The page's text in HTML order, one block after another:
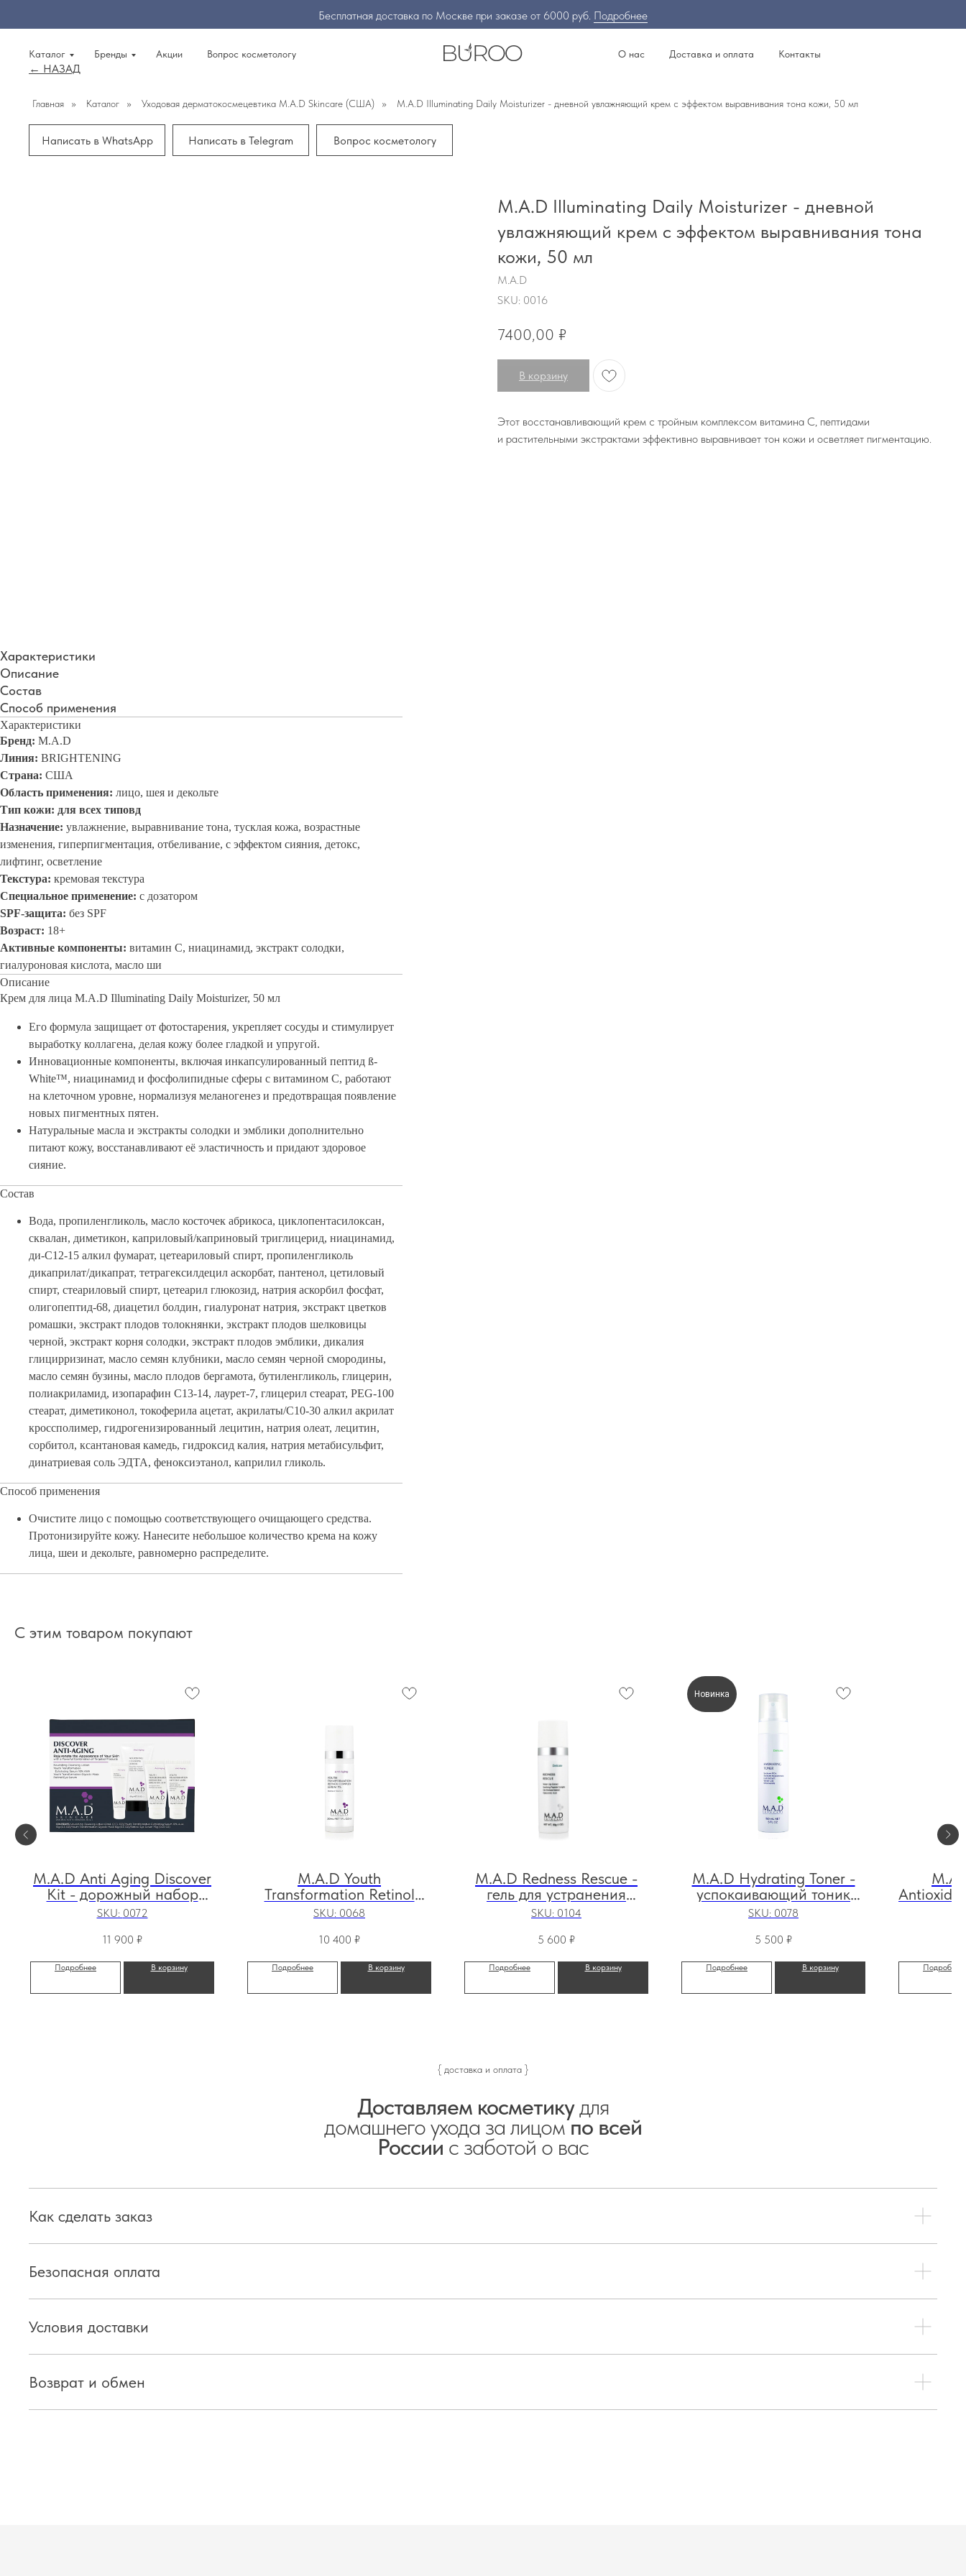
Бесплатная доставка по Москве при заказе от 6000 руб. Подробнее
Каталог Бренды Акции Вопрос косметологу О нас Доставка и оплата Контакты
← НАЗАД
Главная » Каталог » Уходовая дерматокосмецевтика M.A.D Skincare (США) » M.A.D Illuminating Daily Moisturizer - дневной увлажняющий крем с эффектом выравнивания тона кожи, 50 мл
Вопрос косметологу
Написать в Telegram
Написать в WhatsApp
M.A.D Illuminating Daily Moisturizer - дневной
увлажняющий крем с эффектом выравнивания тона
кожи, 50 мл
M.A.D
SKU: 0016
7400,00 ₽
В корзину
Этот восстанавливающий крем с тройным комплексом витамина С, пептидами
и растительными экстрактами эффективно выравнивает тон кожи и осветляет пигментацию.
Характеристики
Описание
Состав
Способ применения
Характеристики
Бренд: M.A.D
Линия: BRIGHTENING
Страна: США
Область применения: лицо, шея и декольте
Тип кожи: для всех типовд
Назначение: увлажнение, выравнивание тона, тусклая кожа, возрастные
изменения, гиперпигментация, отбеливание, с эффектом сияния, детокс,
лифтинг, осветление
Текстура: кремовая текстура
Специальное применение: с дозатором
SPF-защита: без SPF
Возраст: 18+
Активные компоненты: витамин C, ниацинамид, экстракт солодки,
гиалуроновая кислота, масло ши
Описание
Крем для лица M.A.D Illuminating Daily Moisturizer, 50 мл
Его формула защищает от фотостарения, укрепляет сосуды и стимулирует
выработку коллагена, делая кожу более гладкой и упругой.
Инновационные компоненты, включая инкапсулированный пептид ß-
White™, ниацинамид и фосфолипидные сферы с витамином С, работают
на клеточном уровне, нормализуя меланогенез и предотвращая появление
новых пигментных пятен.
Натуральные масла и экстракты солодки и эмблики дополнительно
питают кожу, восстанавливают её эластичность и придают здоровое
сияние.
Состав
Вода, пропиленгликоль, масло косточек абрикоса, циклопентасилоксан,
сквалан, диметикон, каприловый/каприновый триглицерид, ниацинамид,
ди-C12-15 алкил фумарат, цетеариловый спирт, пропиленгликоль
дикаприлат/дикапрат, тетрагексилдецил аскорбат, пантенол, цетиловый
спирт, стеариловый спирт, цетеарил глюкозид, натрия аскорбил фосфат,
олигопептид-68, диацетил болдин, гиалуронат натрия, экстракт цветков
ромашки, экстракт плодов толокнянки, экстракт плодов шелковицы
черной, экстракт корня солодки, экстракт плодов эмблики, дикалия
глицирризинат, масло семян клубники, масло семян черной смородины,
масло семян бузины, масло плодов бергамота, бутиленгликоль, глицерин,
полиакриламид, изопарафин C13-14, лаурет-7, глицерил стеарат, PEG-100
стеарат, диметиконол, токоферила ацетат, акрилаты/С10-30 алкил акрилат
кроссполимер, гидрогенизированный лецитин, натрия олеат, лецитин,
сорбитол, ксантановая камедь, гидроксид калия, натрия метабисульфит,
динатриевая соль ЭДТА, феноксиэтанол, каприлил гликоль.
Способ применения
Очистите лицо с помощью соответствующего очищающего средства.
Протонизируйте кожу. Нанесите небольшое количество крема на кожу
лица, шеи и декольте, равномерно распределите.
С этим товаром покупают
M.A.D Anti Aging Discover
Kit - дорожный набор
препаратов для
SKU: 0072
11 900 ₽
Подробнее В корзину
M.A.D Youth
Transformation Retinol
Complex Serum 1% -
комплексного омоложения
кожи с 1% ретинолом, 30
SKU: 0068
10 400 ₽
Подробнее В корзину
M.A.D Redness Rescue -
гель для устранения
покраснения кожи, 30 мл
SKU: 0104
5 600 ₽
Подробнее В корзину
Новинка
M.A.D Hydrating Toner -
успокаивающий тоник
«Гидробаланс», 150 мл
SKU: 0078
5 500 ₽
Подробнее В корзину Подробнее
{ доставка и оплата }
Доставляем косметикудля
домашнего ухода за лицомпо всей
России с заботой о вас
Как сделать заказ
Безопасная оплата
Условия доставки
Возврат и обмен